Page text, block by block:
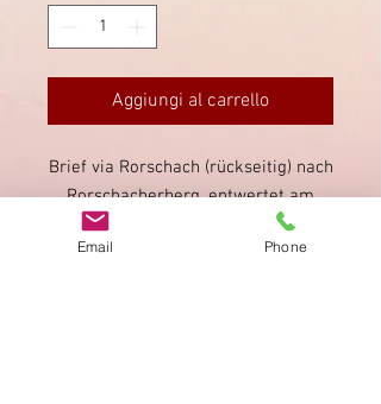
Aggiungi al carrello
Brief via Rorschach (rückseitig) nach
Rorschacherberg, entwertet am
5.12.1937 mit dem "Tag der
Briefmarke" Stempel.
Email Phone